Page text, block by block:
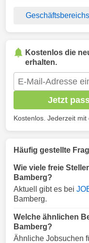
Kostenlos die
erhalten.
Jetzt
Kostenlos. Jederzeit mit
Häufig gestellte
Wie viele freie
Bamberg?
Aktuell gibt es bei
Bamberg.
Welche ähnlichen
Bamberg?
Ähnliche Jobsuchen